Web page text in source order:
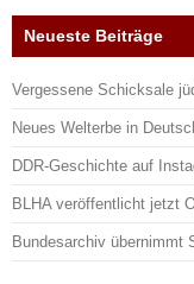
Neueste Beiträge
Vergessene Schicksale
Neues Welterbe in
DDR-Geschichte auf
BLHA veröffentlicht jetzt
Bundesarchiv übernimmt